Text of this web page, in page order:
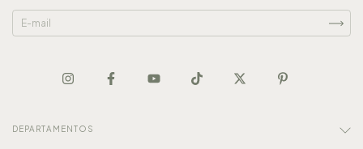
DEPARTAMENTOS